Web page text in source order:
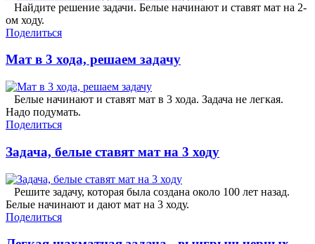
Найдите решение задачи. Белые начинают и ставят мат на 2-
ом ходу.
Поделиться
Мат в 3 хода, решаем задачу
Белые начинают и ставят мат в 3 хода. Задача не легкая.
Надо подумать.
Поделиться
Задача, белые ставят мат на 3 ходу
Решите задачу, которая была создана около 100 лет назад.
Белые начинают и дают мат на 3 ходу.
Поделиться